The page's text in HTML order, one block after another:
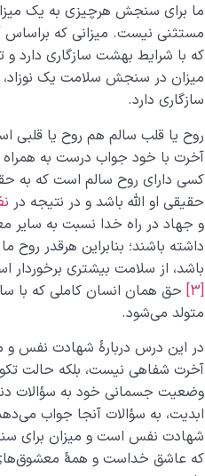
ما برای سنجش هرچیزی به یک
مستثنی نیست. میزانی که
که با شرایط بهشت سازگاری دارد و
‌میزان در سنجش سلامت یک نوزاد،
سازگاری دارد.
روح یا قلب سالم هم روح یا قلبی
آخرت با خود جواب درست به
کسی دارای روح سالم است که به
حقیقی او الله باشد و در نتیجه در
و جهاد در راه خدا نسبت به سایر
داشته باشند؛ بنابراین هرقدر روح
باشد، از سلامت بیشتری برخوردار
[3]
حق همان انسان کاملی که با
متولد می‌شود.
در این درس دربارۀ شهادت نفس
آخرت شفاهی نیست، بلکه حالت
وضعیت جسمانی خود به سؤالات
ابدیت، به سؤالات آنجا جواب
شهادت نفس است و میزان برای
که عاشق خداست و همۀ معشوق‌های